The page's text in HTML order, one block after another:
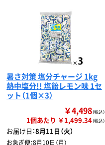
暑さ対策 塩分チャージ 1kg
熱中塩分!! 塩飴レモン味 1セ
ット（1個×3）
￥4,498（税込）
1個あたり ￥1,499.34（税込）
お届け日：8月11日（火）
お急ぎ便：8月10日（月）